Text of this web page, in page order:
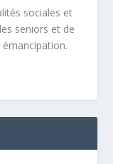
sociales et
seniors et de